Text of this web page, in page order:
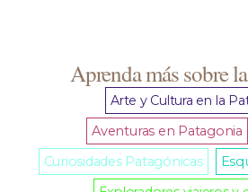
Aprenda más sobre
Arte y Cultura en la
Aventuras en Patagonia
Curiosidades Patagónicas